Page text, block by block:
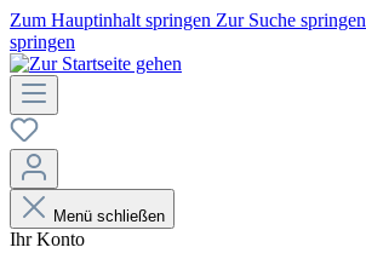
Zum Hauptinhalt springen Zur Suche springen
springen
Menü schließen
Ihr Konto